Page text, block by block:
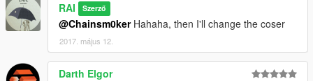
RAI Szerző
@Chainsm0kerHahaha, then I'll change the coser
2017. május 12.
Darth Elgor